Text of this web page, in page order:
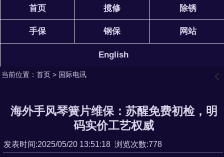
首页 揽修 除锈
手保 钢保 网站
English
当前位置： 首页> 国际电讯 󰊒
海外手风琴簧片维保：苏醒免费初检，明
码实价工艺权威
发表时间:2025/05/20 13:51:18 浏览次数:778